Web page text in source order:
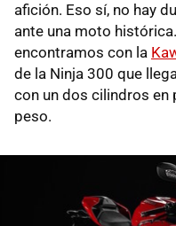
afición. Eso sí, no hay
ante una moto
encontramos con la
de la Ninja 300 que
con un dos cilindros en
peso.